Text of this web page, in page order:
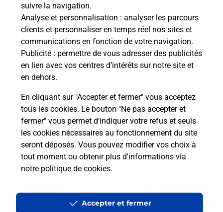
suivre la navigation.
Analyse et personnalisation : analyser les parcours
clients et personnaliser en temps réel nos sites et
communications en fonction de votre navigation.
Publicité : permettre de vous adresser des publicités
en lien avec vos centres d’intérêts sur notre site et
en dehors.
En cliquant sur "Accepter et fermer" vous acceptez
tous les cookies. Le bouton "Ne pas accepter et
fermer" vous permet d'indiquer votre refus et seuls
les cookies nécessaires au fonctionnement du site
seront déposés. Vous pouvez modifier vos choix à
tout moment ou obtenir plus d'informations via
notre politique de cookies.
Accepter et fermer
Boîte aux lettres La Poste
Collecte du courrier aujourd'hui à 08h00
94 Grande Rue
10270 Montaulin
Localiser Liste Boîtes aux lettres Aube Montaulin
Accessibilité : partiellement conforme